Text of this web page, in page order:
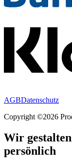
AGBDatenschutz
Copyright ©2026
Wir
persönlich